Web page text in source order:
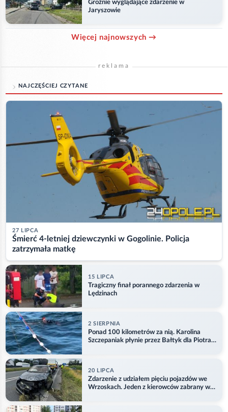
Groźnie wyglądające zdarzenie w
Jaryszowie
Więcej najnowszych →
reklama
NAJCZĘŚCIEJ CZYTANE
27 LIPCA
Śmierć 4-letniej dziewczynki w Gogolinie. Policja
zatrzymała matkę
15 LIPCA
Tragiczny finał porannego zdarzenia w
Lędzinach
2 SIERPNIA
Ponad 100 kilometrów za nią. Karolina
Szczepaniak płynie przez Bałtyk dla Piotra.
20 LIPCA
Zdarzenie z udziałem pięciu pojazdów we
Wrzoskach. Jeden z kierowców zabrany w